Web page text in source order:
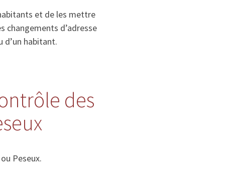
et de les mettre
changements d’adresse
d’un habitant.
des
Peseux.